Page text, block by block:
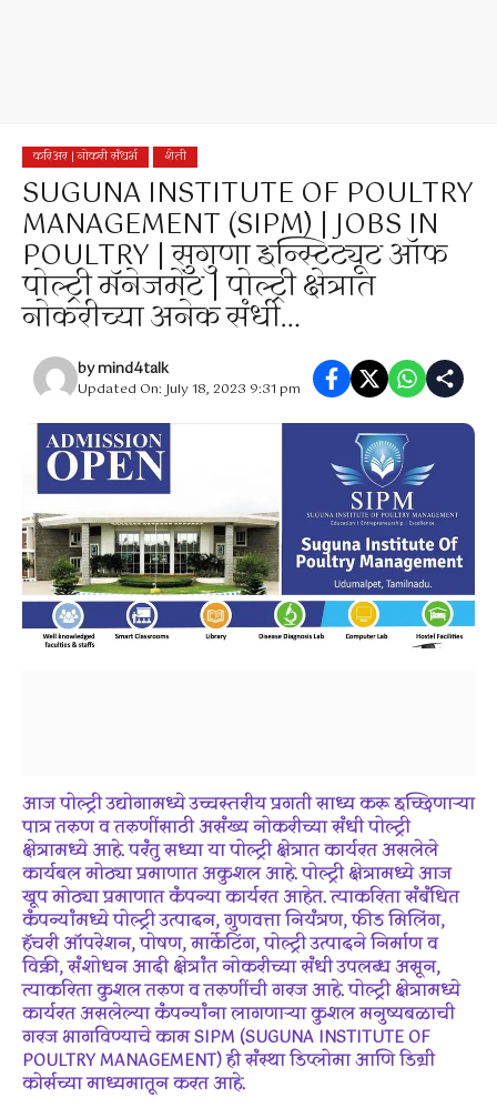
करिअर | नोकरी संधर्भ शेती
SUGUNA INSTITUTE OF POULTRY
MANAGEMENT (SIPM) | JOBS IN
POULTRY | सुगुणा इन्स्टिट्यूट ऑफ
पोल्ट्री मॅनेजमेंट | पोल्ट्री क्षेत्रात
नोकरीच्या अनेक संधी…
bymind4talk
Updated On: July 18, 2023 9:31 pm
आज पोल्ट्री उद्योगामध्ये उच्चस्तरीय प्रगती साध्य करू इच्छिणाऱ्या
पात्र तरुण व तरुणींसाठी असंख्य नोकरीच्या संधी पोल्ट्री
क्षेत्रामध्ये आहे. परंतु सध्या या पोल्ट्री क्षेत्रात कार्यरत असलेले
कार्यबल मोठ्या प्रमाणात अकुशल आहे. पोल्ट्री क्षेत्रामध्ये आज
खूप मोठ्या प्रमाणात कंपन्या कार्यरत आहेत. त्याकरिता संबंधित
कंपन्यांमध्ये पोल्ट्री उत्पादन, गुणवत्ता नियंत्रण, फीड मिलिंग,
हॅचरी ऑपरेशन, पोषण, मार्केटिंग, पोल्ट्री उत्पादने निर्माण व
विक्री, संशोधन आदी क्षेत्रांत नोकरीच्या संधी उपलब्ध असून,
त्याकरिता कुशल तरुण व तरुणींची गरज आहे. पोल्ट्री क्षेत्रामध्ये
कार्यरत असलेल्या कंपन्यांना लागणाऱ्या कुशल मनुष्यबळाची
गरज भागविण्याचे काम SIPM (SUGUNA INSTITUTE OF
POULTRY MANAGEMENT) ही संस्था डिप्लोमा आणि डिग्री
कोर्सच्या माध्यमातून करत आहे.